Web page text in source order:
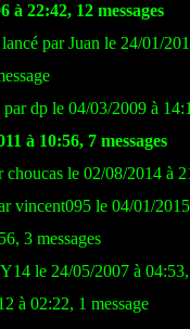
à 22:42, 12 messages
lancé par Juan le 24/01/
par dp le 04/03/2009 à
à 10:56, 7 messages
choucas le 02/08/2014 à
vincent095 le 04/01/
3 messages
le 24/05/2007 à 04:53,
à 02:22, 1 message